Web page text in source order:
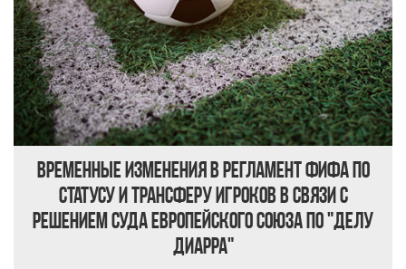
Временные изменения в Регламент ФИФА по
статусу и трансферу игроков в связи с
решением Суда Европейского союза по "делу
Диарра"